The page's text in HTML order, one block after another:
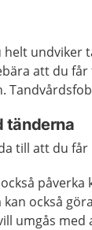
undviker
att du
tänderna
till att du
också
umgås